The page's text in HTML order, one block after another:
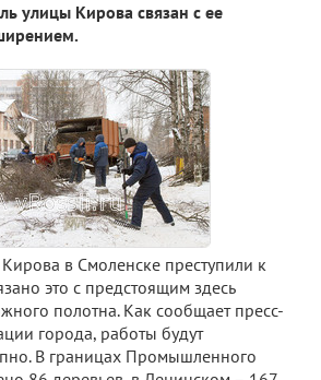
улицы Кирова связан с ее
в Смоленске преступили к
это с предстоящим здесь
полотна. Как сообщает пресс-
города, работы будут
В границах Промышленного